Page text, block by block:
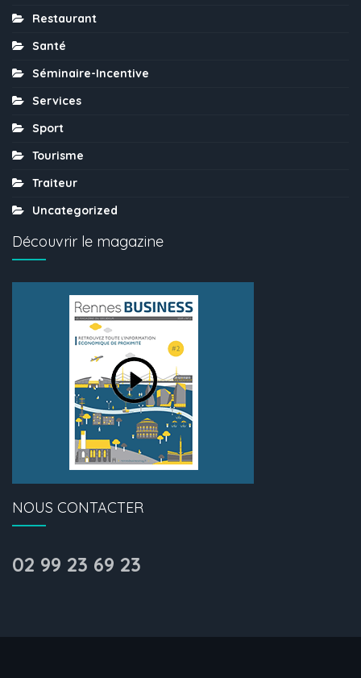
Restaurant
Santé
Séminaire-Incentive
Services
Sport
Tourisme
Traiteur
Uncategorized
Découvrir le magazine
NOUS CONTACTER
02 99 23 69 23